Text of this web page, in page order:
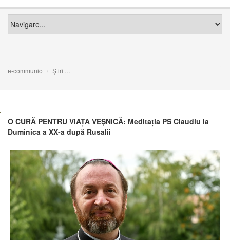
e-communio Știri
O CURĂ PENTRU VIAȚA VEȘNICĂ: Meditația PS Claudiu la
Duminica a XX-a după Rusalii